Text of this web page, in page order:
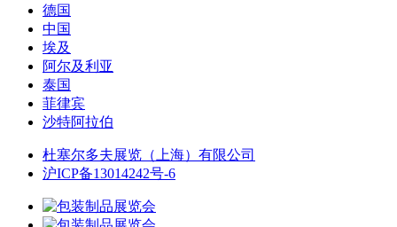
德国
中国
埃及
阿尔及利亚
泰国
菲律宾
沙特阿拉伯
杜塞尔多夫展览（上海）有限公司
沪ICP备13014242号-6